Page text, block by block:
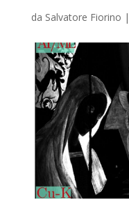
da Salvatore Fiorino |